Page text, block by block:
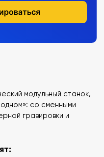
модульный станок,
со сменными
гравировки и